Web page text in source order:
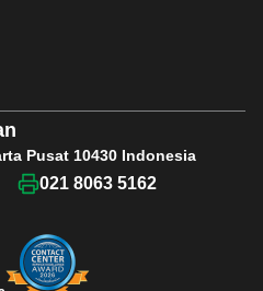
Pusat 10430 Indonesia
021 8063 5162